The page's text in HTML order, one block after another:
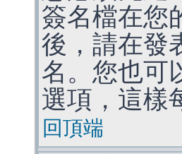
簽名檔在您
後，請在發
名。您也可
選項，這樣
回頂端